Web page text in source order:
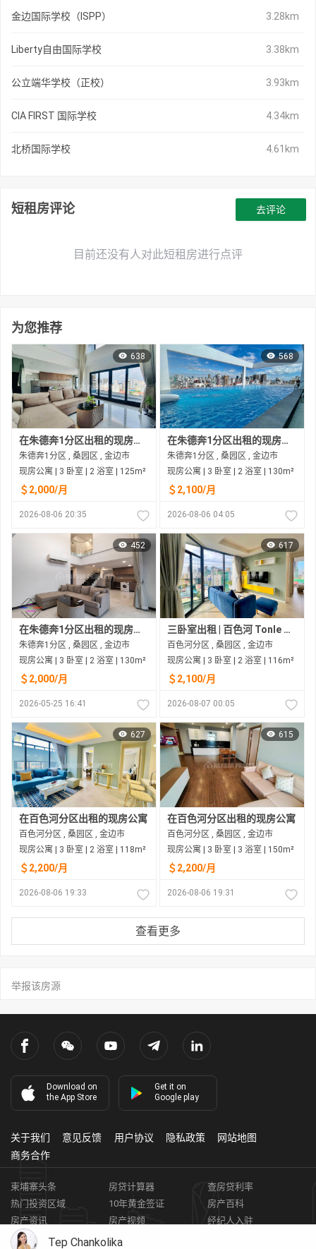
金边国际学校（ISPP） 3.28km
Liberty自由国际学校 3.38km
公立端华学校（正校） 3.93km
CIA FIRST 国际学校 4.34km
北桥国际学校 4.61km
短租房评论
目前还没有人对此短租房进行点评
去评论
为您推荐
638
在朱德奔1分区出租的现房公寓
朱德奔1分区 , 桑园区 , 金边市
现房公寓 | 3 卧室 | 2 浴室 | 125m²
＄2,000/月
2026-08-06 20:35
568
在朱德奔1分区出租的现房公寓
朱德奔1分区 , 桑园区 , 金边市
现房公寓 | 3 卧室 | 2 浴室 | 130m²
＄2,100/月
2026-08-06 04:05
452
在朱德奔1分区出租的现房公寓
朱德奔1分区 , 桑园区 , 金边市
现房公寓 | 3 卧室 | 2 浴室 | 130m²
＄2,000/月
2026-05-25 16:41
617
三卧室出租 | 百色河 Tonle Basac
百色河分区 , 桑园区 , 金边市
现房公寓 | 3 卧室 | 2 浴室 | 116m²
＄2,100/月
2026-08-07 00:05
627
在百色河分区出租的现房公寓
百色河分区 , 桑园区 , 金边市
现房公寓 | 3 卧室 | 2 浴室 | 118m²
＄2,200/月
2026-08-06 19:33
615
在百色河分区出租的现房公寓
百色河分区 , 桑园区 , 金边市
现房公寓 | 3 卧室 | 3 浴室 | 150m²
＄2,200/月
2026-08-06 19:31
查看更多
举报该房源
Tep Chankolika
Download on
the App Store
Get it on
Google play
关于我们 意见反馈 用户协议 隐私政策
网站地图
商务合作
柬埔寨头条 房贷计算器
查房贷利率
热门投资区域
10年黄金签证
房产百科
房产资讯
房产视频
经纪人入驻
获取客资
柬埔寨房地产APP